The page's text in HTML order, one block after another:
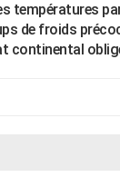
températures
de froids
continental